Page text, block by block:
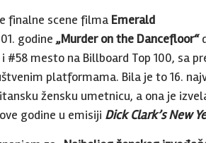
finalne scene filma Emerald
godine „Murder on the Dancefloor“
#58 mesto na Billboard Top 100, sa
platformama. Bila je to 16.
žensku umetnicu, a ona je
godine u emisiji Dick Clark’s New